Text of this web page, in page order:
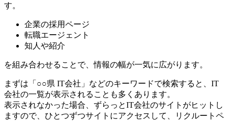
す。
企業の採用ページ
転職エージェント
知人や紹介
を組み合わせることで、情報の幅が一気に広がります。
まずは「○○県 IT会社」などのキーワードで検索すると、IT
会社の一覧が表示されることも多くあります。
表示されなかった場合、ずらっとIT会社のサイトがヒットし
ますので、ひとつずつサイトにアクセスして、
リクルートペ